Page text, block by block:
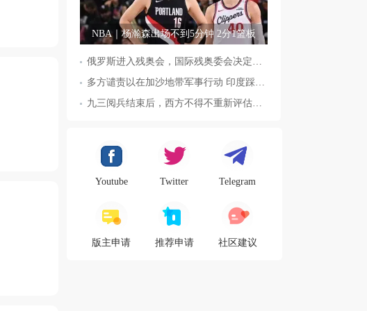
NBA｜杨瀚森出场不到5分钟 2分1篮板
Youtube Twitter Telegram
版主申请 推荐申请 社区建议